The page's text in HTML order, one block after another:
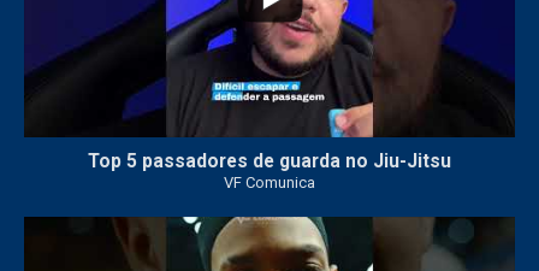
Top 5 passadores de guarda no Jiu-Jitsu
VF Comunica